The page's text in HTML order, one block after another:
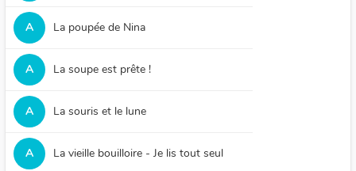
A La poupée de Nina
A La soupe est prête !
A La souris et le lune
A La vieille bouilloire - Je lis tout seul